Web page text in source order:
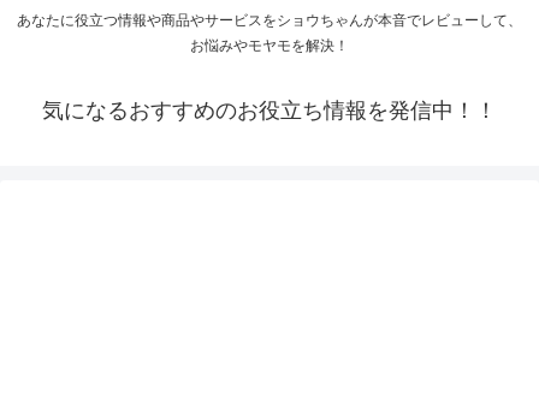
あなたに役立つ情報や商品やサービスをショウちゃんが本音でレビューして、
お悩みやモヤモを解決！
気になるおすすめのお役立ち情報を発信中！！